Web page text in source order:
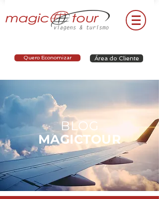
Quero Economizar Área do Cliente
BLOG
MAGICTOUR